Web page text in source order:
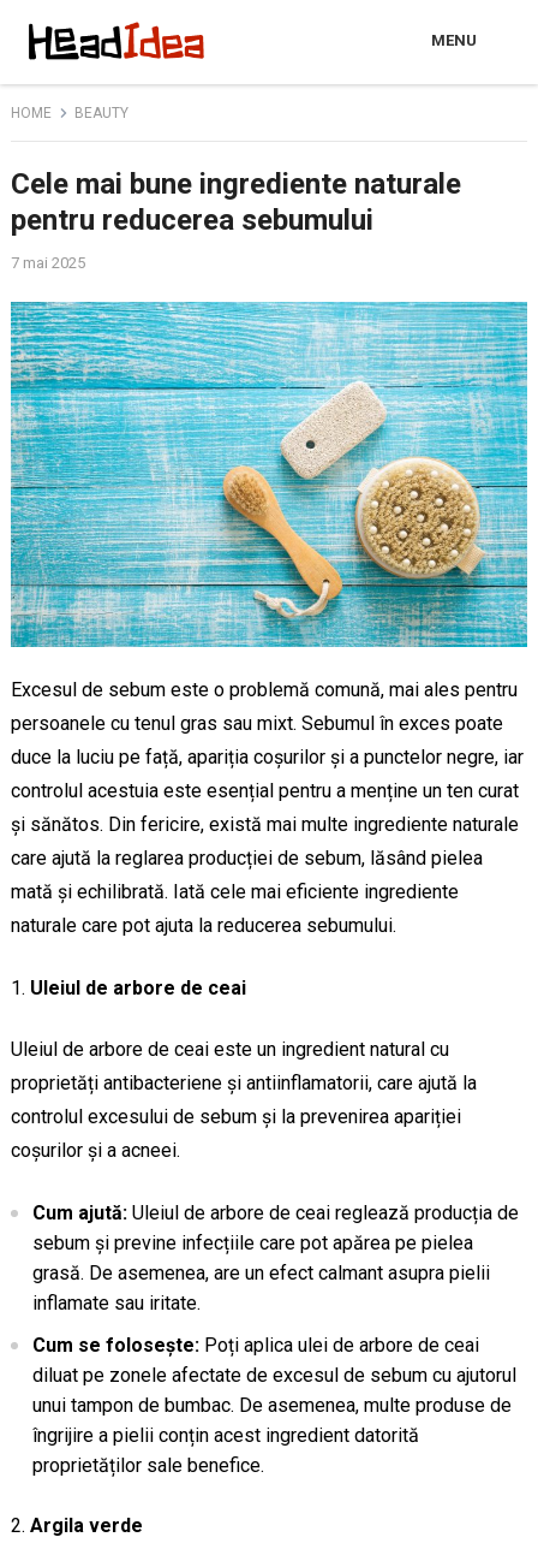
MENU
HOME BEAUTY
Cele mai bune ingrediente naturale
pentru reducerea sebumului
7 mai 2025
Excesul de sebum este o problemă comună, mai ales pentru
persoanele cu tenul gras sau mixt. Sebumul în exces poate
duce la luciu pe față, apariția coșurilor și a punctelor negre, iar
controlul acestuia este esențial pentru a menține un ten curat
și sănătos. Din fericire, există mai multe ingrediente naturale
care ajută la reglarea producției de sebum, lăsând pielea
mată și echilibrată. Iată cele mai eficiente ingrediente
naturale care pot ajuta la reducerea sebumului.
Uleiul de arbore de ceai
Uleiul de arbore de ceai este un ingredient natural cu
proprietăți antibacteriene și antiinflamatorii, care ajută la
controlul excesului de sebum și la prevenirea apariției
coșurilor și a acneei.
Cum ajută:Uleiul de arbore de ceai reglează producția de
sebum și previne infecțiile care pot apărea pe pielea
grasă. De asemenea, are un efect calmant asupra pielii
inflamate sau iritate.
Cum se folosește:Poți aplica ulei de arbore de ceai
diluat pe zonele afectate de excesul de sebum cu ajutorul
unui tampon de bumbac. De asemenea, multe produse de
îngrijire a pielii conțin acest ingredient datorită
proprietăților sale benefice.
Argila verde